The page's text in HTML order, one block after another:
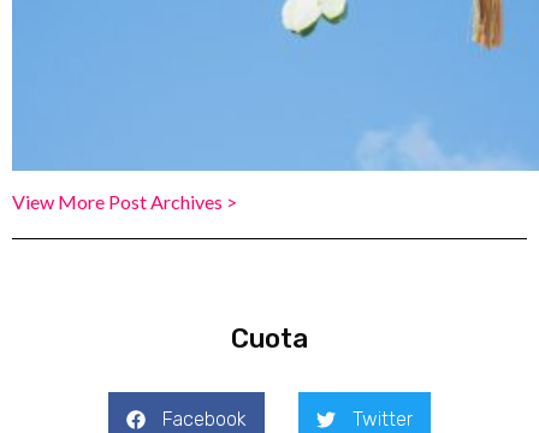
View More Post Archives >
Cuota
Facebook Twitter